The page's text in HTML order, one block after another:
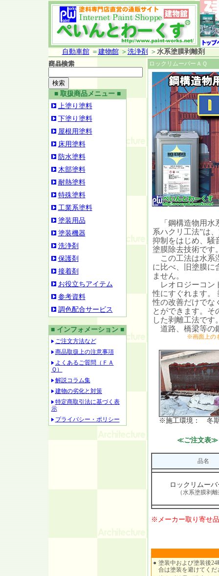
自動車館＝ 建物館＞ 洗浄剤 ＞ 水系塗膜剥離剤
■ 取扱商品メニュー ■
上塗り塗料
下塗り塗料
屋根用塗料
床用塗料
防水塗料
木部塗料
耐熱塗料
特殊塗料
工業系塗料
塗装用品
塗装機器
洗浄剤
保護剤
接着剤
お役立ちアイテム
参考資料
調色配合サービス
■ インフォメーション ■
ご注文方法など
商品取扱上の注意事項
よくあるご質問（ＦＡ
Ｑ）
解説コラム集
建物の劣化と対策
特定商取引法に基づく表
示
プライバシー・ポリシー
ロックリムーバーＡＱ
「鋼構造物用水
系ハクリ工法”は
抑制をはじめ、騒
塗膜除去技術です
この工法は水系
に比べ、旧塗膜に
ません。
レオロジーコン
性にすぐれます。
性の改善だけでな
とができます。そ
した剥離工法です
道路、橋梁等の
※画面上の
※施工環境： 冬
≪ご注文表≫
品名
ロックリムーバ
（水系塗膜剥
※メーカー取り寄せ
● 塗装中および塗装後
合は塗装を避けてくだ